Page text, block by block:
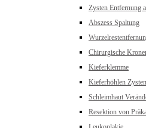
Zysten Entfernung
Abszess Spaltung
Chirurgische
Kieferklemme
Kieferhöhlen
Schleimhaut
Resektion von